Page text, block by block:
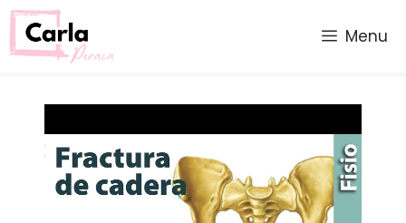
Saltar
al
contenido
Menu